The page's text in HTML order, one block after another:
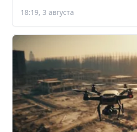
18:19, 3 августа